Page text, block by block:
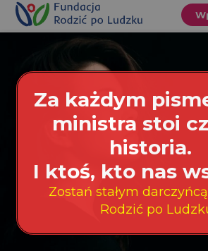
Przewiń
treści
O nas
Co robimy
Wspieraj
nas
Sklep
Niezbędnik
Za każdym
ministra stoi
historia.
I ktoś, kto nas
Zostań stałym
Rodzić po